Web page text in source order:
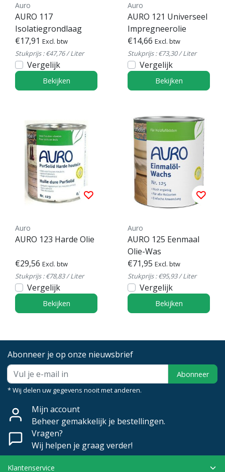
Auro
AURO 117
Isolatiegrondlaag
€17,91 Excl. btw
Stukprijs : €47,76 / Liter
Vergelijk
Bekijken
Auro
AURO 121 Universeel
Impregneerolie
€14,66 Excl. btw
Stukprijs : €73,30 / Liter
Vergelijk
Bekijken
Auro
AURO 123 Harde Olie
€29,56 Excl. btw
Stukprijs : €78,83 / Liter
Vergelijk
Bekijken
Auro
AURO 125 Eenmaal
Olie-Was
€71,95 Excl. btw
Stukprijs : €95,93 / Liter
Vergelijk
Bekijken
Abonneer je op onze nieuwsbrief
Abonneer
* Wij delen uw gegevens nooit met anderen.
Mijn account
Beheer gemakkelijk je bestellingen.
Vragen?
Wij helpen je graag verder!
Klantenservice